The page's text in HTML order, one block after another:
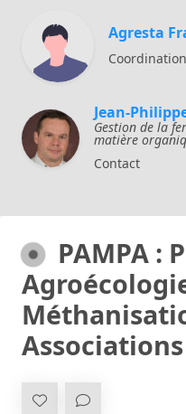
Agresta
Coordination
Jean-
Gestion de la
matière
Contact
PAMPA :